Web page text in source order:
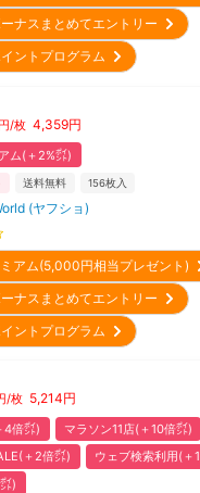
ナスまとめてエントリー
イントプログラム
円/枚 4,359円
ム(＋2%㌽)
送料無料 156枚入
(ヤフショ)
ミアム(5,000円相当プレゼント)
ナスまとめてエントリー
イントプログラム
/枚 5,214円
4倍㌽)
マラソン11店(＋10倍㌽)
＋2倍㌽)
ウェブ検索利用(＋
)